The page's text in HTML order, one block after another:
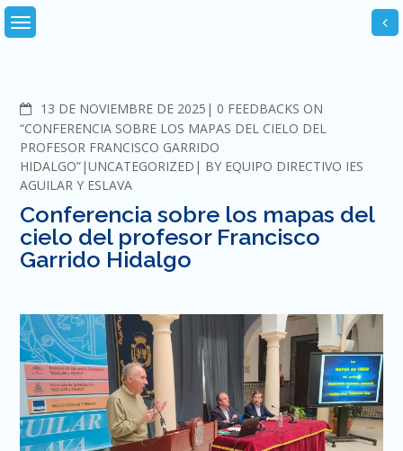
Skip
to
13 DE NOVIEMBRE DE 2025 COMMENTS
0 FEEDBACKS ON
“CONFERENCIA SOBRE LOS MAPAS DEL CIELO DEL
PROFESOR FRANCISCO GARRIDO
HIDALGO” UNCATEGORIZED BY EQUIPO DIRECTIVO IES
AGUILAR Y ESLAVA
Conferencia sobre los mapas del
cielo del profesor Francisco
Garrido Hidalgo